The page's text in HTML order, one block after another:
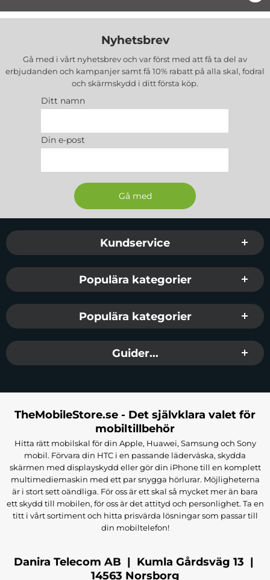
Nyhetsbrev
Gå med i vårt nyhetsbrev och var först med att få ta del av
erbjudanden och kampanjer samt få 10% rabatt på alla skal, fodral
och skärmskydd i ditt första köp.
Ditt namn
Din e-post
Sidfot Blandad info och länkar
Kundservice
Populära kategorier
Populära kategorier
Guider...
TheMobileStore.se - Det självklara valet för
mobiltillbehör
Hitta rätt mobilskal för din Apple, Huawei, Samsung och Sony
mobil. Förvara din HTC i en passande läderväska, skydda
skärmen med displayskydd eller gör din iPhone till en komplett
multimediemaskin med ett par snygga hörlurar. Möjligheterna
är i stort sett oändliga. För oss är ett skal så mycket mer än bara
ett skydd till mobilen, för oss är det attityd och personlighet. Ta en
titt i vårt sortiment och hitta prisvärda lösningar som passar till
din mobiltelefon!
Danira Telecom AB | Kumla Gårdsväg 13 |
14563 Norsborg